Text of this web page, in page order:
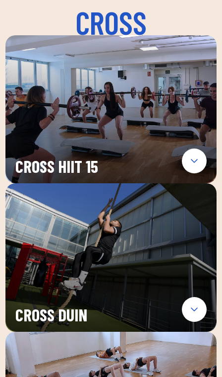
CROSS
CROSS HIIT 15
CROSS DUIN